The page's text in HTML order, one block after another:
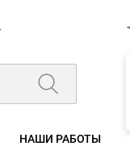
НАШИ РАБОТЫ